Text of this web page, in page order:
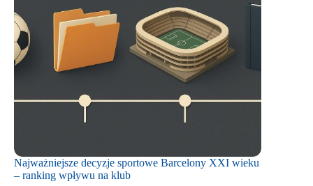
Najważniejsze decyzje sportowe Barcelony XXI wieku
– ranking wpływu na klub